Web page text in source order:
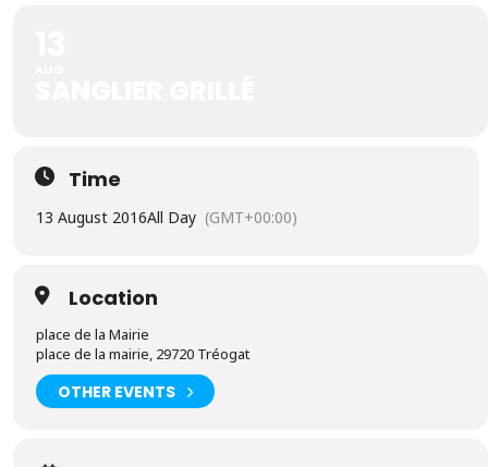
Time
13 August 2016All Day (GMT+00:00)
Location
place de la Mairie
place de la mairie, 29720 Tréogat
OTHER EVENTS